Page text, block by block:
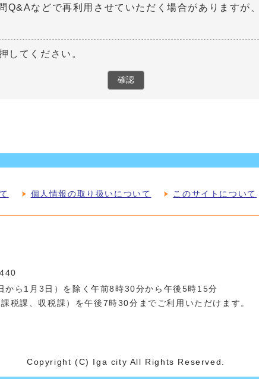
Q&Aなどで再利用させていただく場合がありますが
してください。
確認
個人情報の取り扱いについて このサイトについて
から1月3日）を除く午前8時30分から午後5時15分
税課、収税課）を午後7時30分までご利用いただけます。
Copyright (C) Iga city All Rights Reserved.